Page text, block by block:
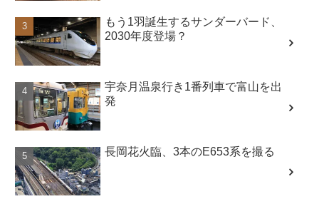
もう1羽誕生するサンダーバード、
2030年度登場？
宇奈月温泉行き1番列車で富山を出
発
長岡花火臨、3本のE653系を撮る